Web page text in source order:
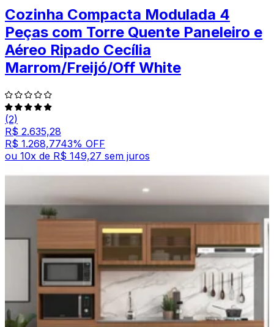
Cozinha Compacta Modulada 4
Peças com Torre Quente Paneleiro e
Aéreo Ripado Cecília
Marrom/Freijó/Off White
(2)
R$ 2.635,28
R$ 1.268,7743% OFF
ou 10x de R$ 149,27 sem juros